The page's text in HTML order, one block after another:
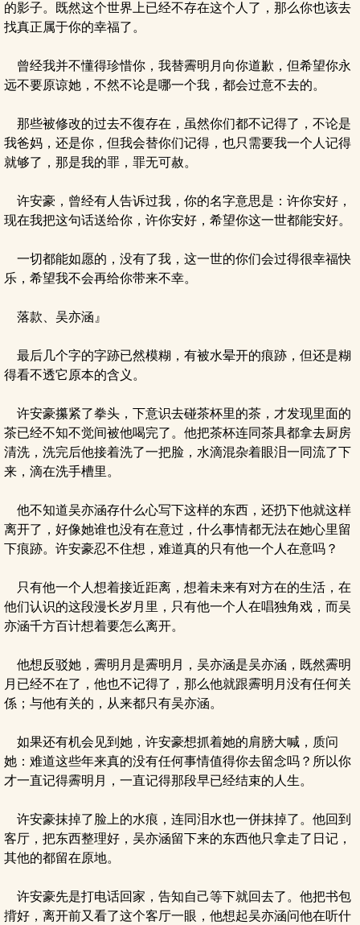
的影子。既然这个世界上已经不存在这个人了，那么你也该去
找真正属于你的幸福了。
曾经我并不懂得珍惜你，我替霽明月向你道歉，但希望你永
远不要原谅她，不然不论是哪一个我，都会过意不去的。
那些被修改的过去不復存在，虽然你们都不记得了，不论是
我爸妈，还是你，但我会替你们记得，也只需要我一个人记得
就够了，那是我的罪，罪无可赦。
许安豪，曾经有人告诉过我，你的名字意思是：许你安好，
现在我把这句话送给你，许你安好，希望你这一世都能安好。
一切都能如愿的，没有了我，这一世的你们会过得很幸福快
乐，希望我不会再给你带来不幸。
落款、吴亦涵』
最后几个字的字跡已然模糊，有被水晕开的痕跡，但还是糊
得看不透它原本的含义。
许安豪攥紧了拳头，下意识去碰茶杯里的茶，才发现里面的
茶已经不知不觉间被他喝完了。他把茶杯连同茶具都拿去厨房
清洗，洗完后他接着洗了一把脸，水滴混杂着眼泪一同流了下
来，滴在洗手槽里。
他不知道吴亦涵存什么心写下这样的东西，还扔下他就这样
离开了，好像她谁也没有在意过，什么事情都无法在她心里留
下痕跡。许安豪忍不住想，难道真的只有他一个人在意吗？
只有他一个人想着接近距离，想着未来有对方在的生活，在
他们认识的这段漫长岁月里，只有他一个人在唱独角戏，而吴
亦涵千方百计想着要怎么离开。
他想反驳她，霽明月是霽明月，吴亦涵是吴亦涵，既然霽明
月已经不在了，他也不记得了，那么他就跟霽明月没有任何关
係；与他有关的，从来都只有吴亦涵。
如果还有机会见到她，许安豪想抓着她的肩膀大喊，质问
她：难道这些年来真的没有任何事情值得你去留念吗？所以你
才一直记得霽明月，一直记得那段早已经结束的人生。
许安豪抹掉了脸上的水痕，连同泪水也一併抹掉了。他回到
客厅，把东西整理好，吴亦涵留下来的东西他只拿走了日记，
其他的都留在原地。
许安豪先是打电话回家，告知自己等下就回去了。他把书包
揹好，离开前又看了这个客厅一眼，他想起吴亦涵问他在听什